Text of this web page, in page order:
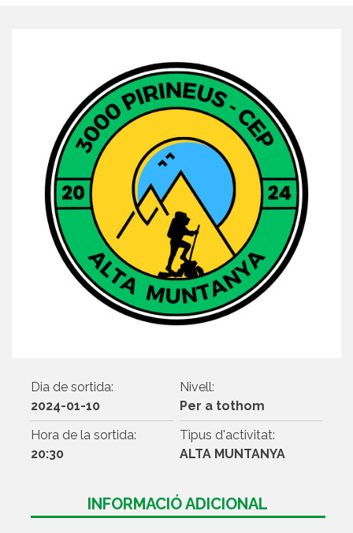
Dia de sortida:
2024-01-10
Nivell:
Per a tothom
Hora de la sortida:
20:30
Tipus d'activitat:
ALTA MUNTANYA
INFORMACIÓ ADICIONAL